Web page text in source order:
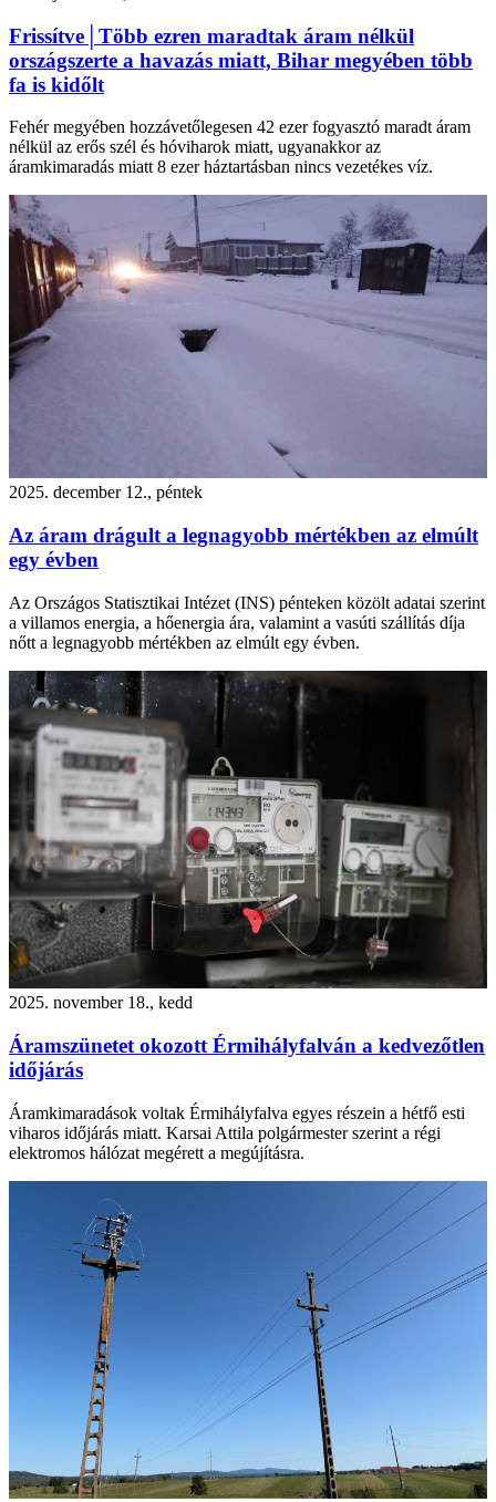
Frissítve│Több ezren maradtak áram nélkül
országszerte a havazás miatt, Bihar megyében több
fa is kidőlt
Fehér megyében hozzávetőlegesen 42 ezer fogyasztó maradt áram
nélkül az erős szél és hóviharok miatt, ugyanakkor az
áramkimaradás miatt 8 ezer háztartásban nincs vezetékes víz.
2025. december 12., péntek
Az áram drágult a legnagyobb mértékben az elmúlt
egy évben
Az Országos Statisztikai Intézet (INS) pénteken közölt adatai szerint
a villamos energia, a hőenergia ára, valamint a vasúti szállítás díja
nőtt a legnagyobb mértékben az elmúlt egy évben.
2025. november 18., kedd
Áramszünetet okozott Érmihályfalván a kedvezőtlen
időjárás
Áramkimaradások voltak Érmihályfalva egyes részein a hétfő esti
viharos időjárás miatt. Karsai Attila polgármester szerint a régi
elektromos hálózat megérett a megújításra.